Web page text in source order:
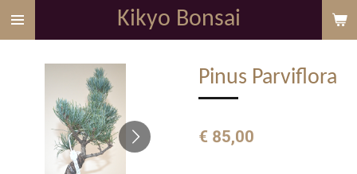
Ga
direct
hoofdinhoud
Kikyo Bonsai
Pinus Parviflora
€ 85,00